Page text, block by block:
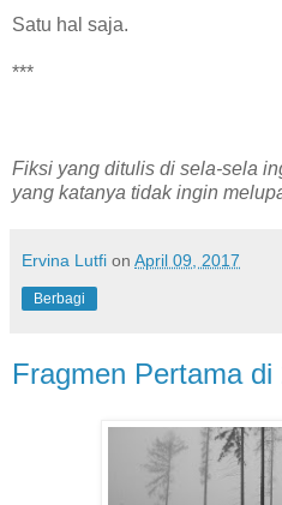
Satu hal saja.
***
Fiksi yang ditulis di sela-sela
yang katanya tidak ingin
Ervina Lutfi on April 09, 2017
Berbagi
Fragmen Pertama di